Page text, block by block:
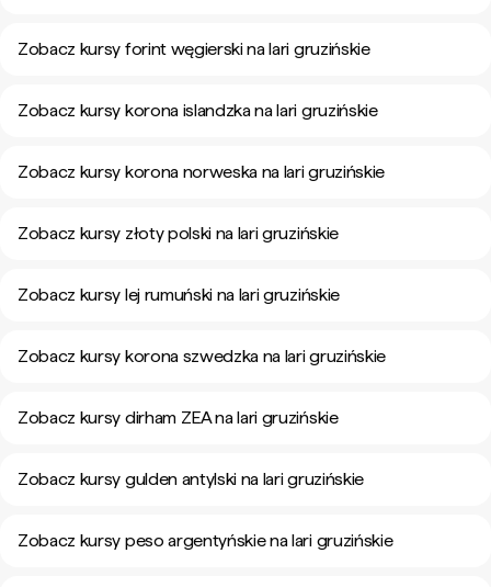
Zobacz kursy forint węgierski na lari gruzińskie
Zobacz kursy korona islandzka na lari gruzińskie
Zobacz kursy korona norweska na lari gruzińskie
Zobacz kursy złoty polski na lari gruzińskie
Zobacz kursy lej rumuński na lari gruzińskie
Zobacz kursy korona szwedzka na lari gruzińskie
Zobacz kursy dirham ZEA na lari gruzińskie
Zobacz kursy gulden antylski na lari gruzińskie
Zobacz kursy peso argentyńskie na lari gruzińskie